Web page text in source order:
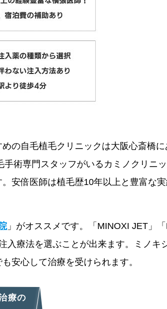
の自毛植毛クリニックは大阪心斎橋に
術専門スタッフがいるカミノクリニ
安倍医師は植毛歴10年以上と豊富な
」がオススメです。「MINOXI JET」
療法を選ぶことが出来ます。ミノキ
安心して治療を受けられます。
療の